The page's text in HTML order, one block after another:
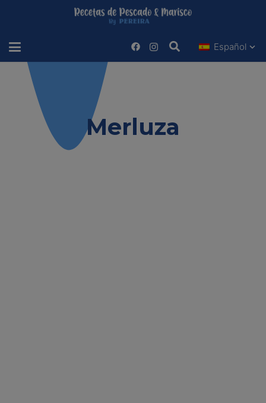
Español
Merluza